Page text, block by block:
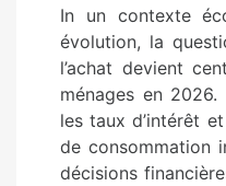
s
e
d
o
n
In un contexte
évolution, la
l’achat devient
ménages en 2026.
les taux d’intérêt
de consommation
décisions